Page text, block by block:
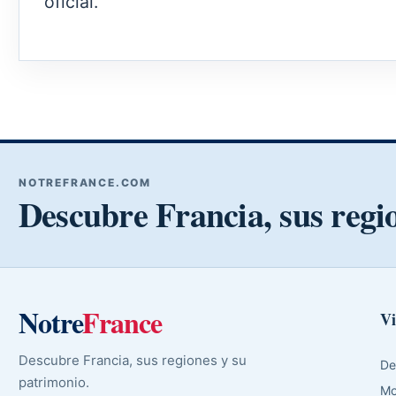
NOTREFRANCE.COM
Descubre Francia, sus
NotreFrance
Descubre Francia, sus regiones y su
patrimonio.